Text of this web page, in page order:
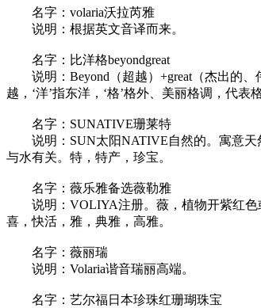
名字：volaria沃拉芮雅
说明：根据英文音译而来。
名字：比洋格beyondgreat
说明：Beyond（超越）+great（杰出的、
越，‘洋’指东洋，‘格’格外、美丽格调，代表
名字：SUNATIVE珊莱特
说明：SUN太阳NATIVE自然的。寓意天
与水有关。特，特产，珍宝。
名字：薇乐雅备选薇勒雅
说明：VOLIYA注册。薇，植物开紫红色
喜，快活，雅，典雅，高雅。
名字：薇丽瑞
说明：Volaria谐音瑞丽高端。
名字：艺尔福日本珍珠红珊瑚珠宝